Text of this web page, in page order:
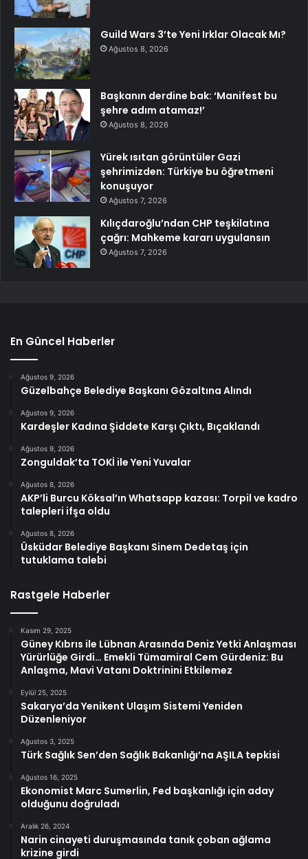
Guild Wars 3’te Yeni Irklar Olacak Mı?
Ağustos 8, 2026
Başkanın derdine bak: ‘Manifest bu
şehre adım atamaz!’
Ağustos 8, 2026
Yürek ısıtan görüntüler Gazi
şehrimizden: Türkiye bu öğretmeni
konuşuyor
Ağustos 7, 2026
Kılıçdaroğlu’ndan CHP teşkilatına
çağrı: Mahkeme kararı uygulansın
Ağustos 7, 2026
En Güncel Haberler
Ağustos 9, 2026
Güzelbahçe Belediye Başkanı Gözaltına Alındı
Ağustos 9, 2026
Kardeşler Kadına Şiddete Karşı Çıktı, Bıçaklandı
Ağustos 9, 2026
Zonguldak’ta TOKİ ile Yeni Yuvalar
Ağustos 8, 2026
AKP’li Burcu Köksal’ın Whatsapp kazası: Torpil ve kadro
talepleri ifşa oldu
Ağustos 8, 2026
Üsküdar Belediye Başkanı Sinem Dedetaş için
tutuklama talebi
Rastgele Haberler
Kasım 29, 2025
Güney Kıbrıs ile Lübnan Arasında Deniz Yetki Anlaşması
Yürürlüğe Girdi… Emekli Tümamiral Cem Gürdeniz: Bu
Anlaşma, Mavi Vatanı Doktrinini Etkilemez
Eylül 25, 2025
Sakarya’da Yenikent Ulaşım Sistemi Yeniden
Düzenleniyor
Ağustos 3, 2025
Türk Sağlık Sen’den Sağlık Bakanlığı’na AŞILA tepkisi
Ağustos 16, 2025
Ekonomist Marc Sumerlin, Fed başkanlığı için aday
olduğunu doğruladı
Aralık 26, 2024
Narin cinayeti duruşmasında tanık çoban ağlama
krizine girdi